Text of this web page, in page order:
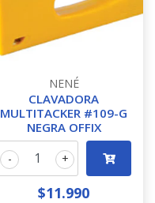
NENÉ
CLAVADORA
MULTITACKER #109-G
NEGRA OFFIX
+
-
$11.990